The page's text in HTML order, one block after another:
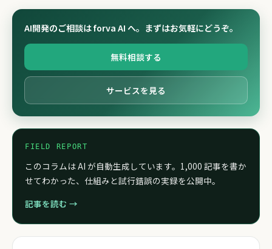
AI開発のご相談は forva AI へ。まずはお気軽にどうぞ。
無料相談する
サービスを見る
FIELD REPORT
このコラムは AI が自動生成しています。1,000 記事を書か
せてわかった、仕組みと試行錯誤の実録を公開中。
記事を読む →